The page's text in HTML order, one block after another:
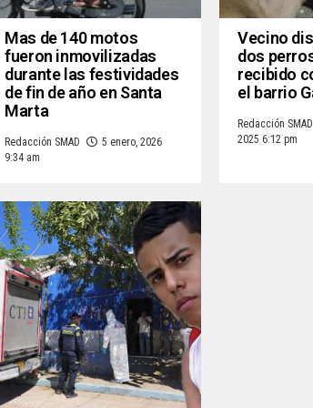
Mas de 140 motos
fueron inmovilizadas
durante las festividades
de fin de año en Santa
Marta
Redacción SMAD
5 enero, 2026
9:34 am
Vecino
dos
recibido
el barrio
Redacción SMAD
2025 6:12 pm